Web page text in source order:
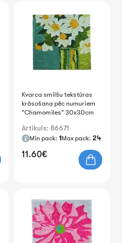
Kvarca smilšu tekstūras
krāsošana pēc numuriem
"Chamomiles" 30x30cm
Artikuls: 86671
Min pack: 1Max pack: 24
11.60€